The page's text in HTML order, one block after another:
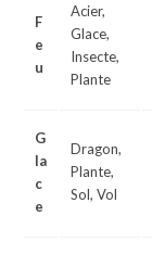
F
e
u
Acier,
Glace,
Insecte,
Plante
G
la
c
e
Dragon,
Plante,
Sol, Vol